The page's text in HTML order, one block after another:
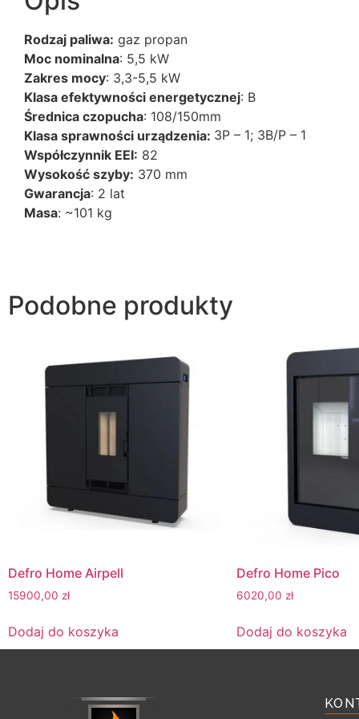
Rodzaj paliwa: gaz propan
Moc nominalna: 5,5 kW
Zakres mocy: 3,3-5,5 kW
Klasa efektywności energetycznej: B
Średnica czopucha: 108/150mm
Klasa sprawności urządzenia: 3P – 1; 3B/P – 1
Współczynnik EEI: 82
Wysokość szyby: 370 mm
Gwarancja: 2 lat
Masa: ~101 kg
Podobne produkty
Defro Home Airpell
15900,00 zł
Dodaj do koszyka
Defro Home Pico
6020,00 zł
Dodaj do koszyka